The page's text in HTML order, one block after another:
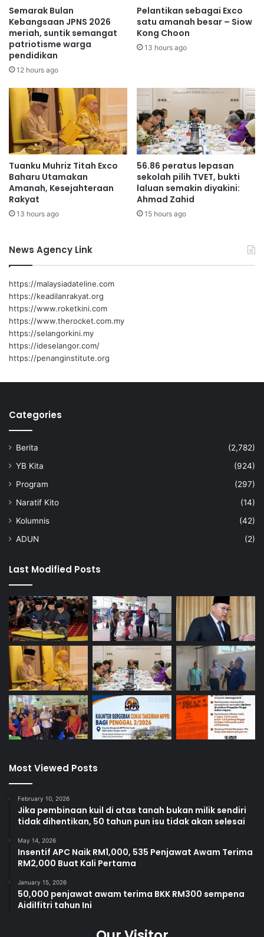
m
e
m
a
n
d
n
g
a
u
n
t
u
k
e
k
t
o
p
e
n
d
i
d
a
n
Semarak Bulan
Kebangsaan JPNS 2026
meriah, suntik semangat
patriotisme warga
pendidikan
12 hours ago
Pelantikan sebagai Exco
satu amanah besar – Siow
Kong Choon
13 hours ago
Tuanku Muhriz Titah Exco
Baharu Utamakan
Amanah, Kesejahteraan
Rakyat
13 hours ago
56.86 peratus lepasan
sekolah pilih TVET, bukti
laluan semakin diyakini:
Ahmad Zahid
15 hours ago
News Agency Link
https://malaysiadateline.com
https://keadilanrakyat.org
https://www.roketkini.com
https://www.therocket.com.my
https://selangorkini.my
https://ideselangor.com/
https://penanginstitute.org
Categories
Berita
(2,782)
YB Kita
(924)
Program
(297)
Naratif Kito
(14)
Kolumnis
(42)
ADUN
(2)
Last Modified Posts
Most Viewed Posts
February 10, 2026
Jika pembinaan kuil di atas tanah bukan milik sendiri
tidak dihentikan, 50 tahun pun isu tidak akan selesai
May 14, 2026
Insentif APC Naik RM1,000, 535 Penjawat Awam Terima
RM2,000 Buat Kali Pertama
January 15, 2026
50,000 penjawat awam terima BKK RM300 sempena
Aidilfitri tahun Ini